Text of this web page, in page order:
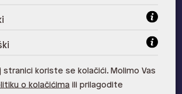
naše pogodnosti
stranici koriste se kolačići. Molimo Vas
o kolačićima ili prilagodite